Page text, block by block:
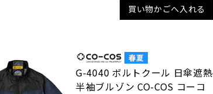
買い物かごへ入れる
G-4040 ボルトクール 日傘遮熱
半袖ブルゾン CO-COS コーコ